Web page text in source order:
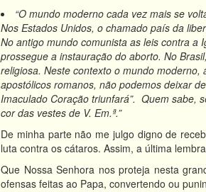
“O mundo moderno cada vez mais se
Nos Estados Unidos, o chamado país da
No antigo mundo comunista as leis contra a
prossegue a instauração do aborto. No
religiosa. Neste contexto o mundo
apostólicos romanos, não podemos deixar
Imaculado Coração triunfará”. Quem sabe,
cor das vestes de V. Em.ª.”
De minha parte não me julgo digno de
luta contra os cátaros. Assim, a última
Que Nossa Senhora nos proteja nesta
ofensas feitas ao Papa, convertendo ou